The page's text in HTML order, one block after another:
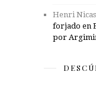
Henri Nicas
forjado en
por